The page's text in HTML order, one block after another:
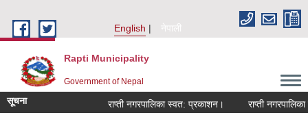
English
नेपाली
Rapti Municipality
Government of Nepal
सूचना राप्ती नगरपालिका स्वत: प्रकाशन। राप्ती नगरपालिका